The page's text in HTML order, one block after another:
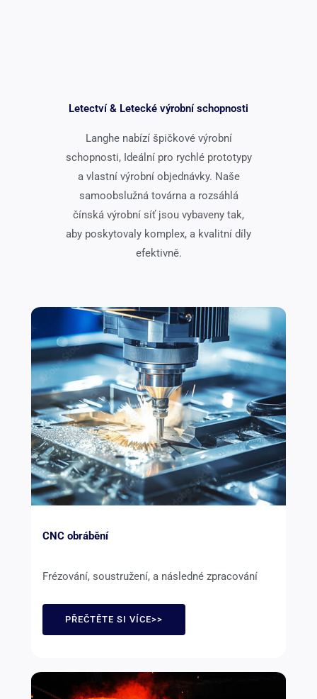
Letectví & Letecké výrobní schopnosti
Langhe nabízí špičkové výrobní
schopnosti, Ideální pro rychlé prototypy
a vlastní výrobní objednávky. Naše
samoobslužná továrna a rozsáhlá
čínská výrobní síť jsou vybaveny tak,
aby poskytovaly komplex, a kvalitní díly
efektivně.
CNC obrábění
Frézování, soustružení, a následné zpracování
PŘEČTĚTE SI VÍCE>>